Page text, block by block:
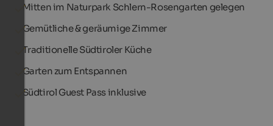
Mitten im Naturpark Schlern-Rosengarten gelegen
Gemütliche & geräumige Zimmer
Traditionelle Südtiroler Küche
Garten zum Entspannen
Südtirol Guest Pass inklusive